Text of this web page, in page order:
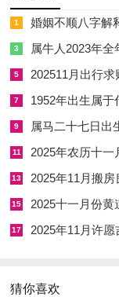
✓强效匹配:书房启
✓附加吉兆:撒五谷
✗首要规避 :红色装
✗次要规避 :未时（
财位:正东（宜放流水
喜神:西北（利于技
农历:乙巳年六月十七
1 婚姻不顺八字解释大全,婚
3 属牛人2023年全年运势详解女,属牛人2023年
5 202511月出行求财吉日 202510月出
7 1952年出生属于什么命,1952
9 属马二十七日出生,属马二十
11 2025年农历十一月理发吉日查询 2025年阳历
13 2025年11月搬房良辰吉日查询 2025年
15 2025十一月份黄道吉日一览表 2025
17 2025年11月许愿吉日 2025年10月
猜你喜欢